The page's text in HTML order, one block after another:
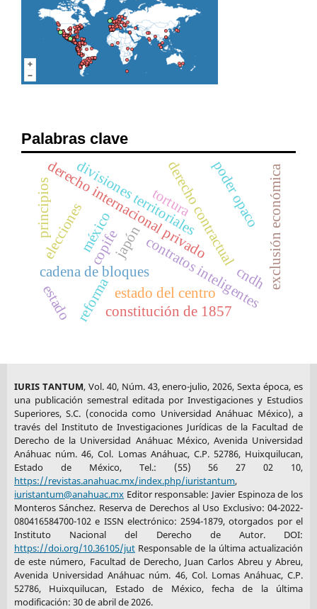
Palabras clave
cadena de bloquescontratos inteligentes
derecho contractual
derecho internacional privado
reforma
eleccionescopife
divisiones territoriales
constitución de 1857
estado del centro
exclusión económica
poder opaco
principios tortura
cndh
estado
méxicojapón
IURIS TANTUM, Vol. 40, Núm. 43, enero-julio, 2026, Sexta época, es
una publicación semestral editada por Investigaciones y Estudios
Superiores, S.C. (conocida como Universidad Anáhuac México), a
través del Instituto de Investigaciones Jurídicas de la Facultad de
Derecho de la Universidad Anáhuac México, Avenida Universidad
Anáhuac núm. 46, Col. Lomas Anáhuac, C.P. 52786, Huixquilucan,
Estado de México, Tel.: (55) 56 27 02 10,
https://revistas.anahuac.mx/index.php/iuristantum,
iuristantum@anahuac.mxEditor responsable: Javier Espinoza de los
Monteros Sánchez. Reserva de Derechos al Uso Exclusivo: 04-2022-
080416584700-102 e ISSN electrónico: 2594-1879, otorgados por el
Instituto Nacional del Derecho de Autor. DOI:
https://doi.org/10.36105/jutResponsable de la última actualización
de este número, Facultad de Derecho, Juan Carlos Abreu y Abreu,
Avenida Universidad Anáhuac núm. 46, Col. Lomas Anáhuac, C.P.
52786, Huixquilucan, Estado de México, fecha de la última
modificación: 30 de abril de 2026.